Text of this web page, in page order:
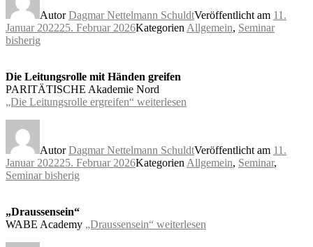
AutorDagmar Nettelmann SchuldtVeröffentlicht am 11.
Januar 202225. Februar 2026Kategorien Allgemein, Seminar
bisherig
Die Leitungsrolle mit Händen greifen
PARITÄTISCHE Akademie Nord
„Die Leitungsrolle ergreifen“ weiterlesen
AutorDagmar Nettelmann SchuldtVeröffentlicht am 11.
Januar 202225. Februar 2026Kategorien Allgemein, Seminar,
Seminar bisherig
„Draussensein“
WABE Academy „Draussensein“ weiterlesen